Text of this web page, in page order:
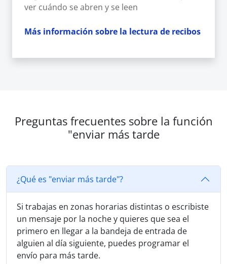
ver cuándo se abren y se leen
Más información sobre la lectura de recibos
Preguntas frecuentes sobre la función
"enviar más tarde
¿Qué es "enviar más tarde"?
Si trabajas en zonas horarias distintas o escribiste
un mensaje por la noche y quieres que sea el
primero en llegar a la bandeja de entrada de
alguien al día siguiente, puedes programar el
envío para más tarde.